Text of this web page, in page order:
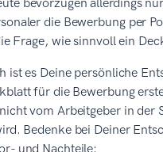
bevorzugen allerdings
die Bewerbung per
Frage, wie sinnvoll ein
ist es Deine persönliche
für die Bewerbung
vom Arbeitgeber in der
Bedenke bei Deiner